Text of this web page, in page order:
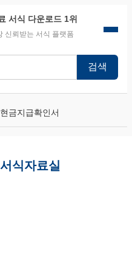
서식 다운로드 1위
신뢰받는 서식 플랫폼
검색
현금지급확인서
식자료실